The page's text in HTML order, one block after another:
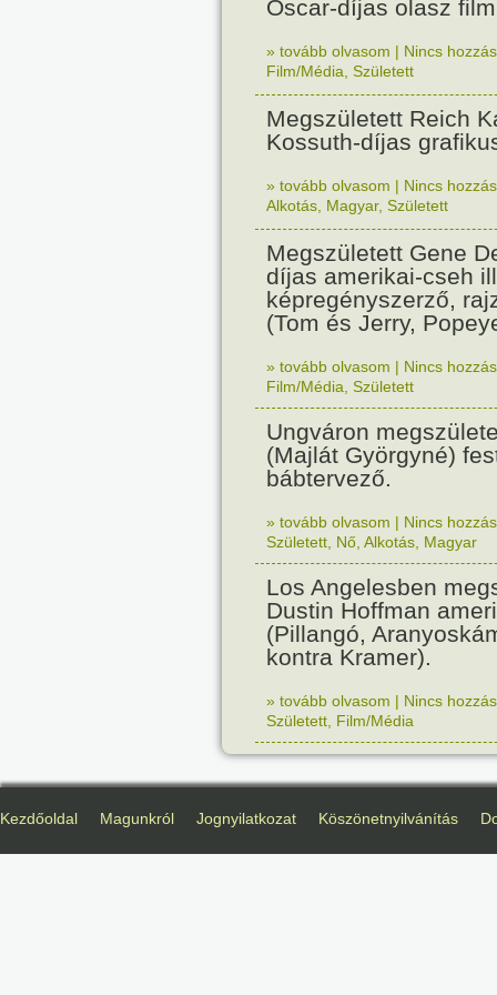
Oscar-díjas olasz
» tovább olvasom | Nincs
Film/Média Született
Megszületett Reich
Kossuth-díjas
» tovább olvasom | Nincs
Alkotás Magyar, Született
Megszületett Gene
díjas amerikai-cseh
képregényszerző,
(Tom és Jerry,
» tovább olvasom | Nincs
Film/Média Született
Ungváron
(Majlát Györgyné)
bábtervező.
» tovább olvasom | Nincs
Született Nő Alkotás Magyar
Los Angelesben
Dustin Hoffman
(Pillangó,
kontra Kramer).
» tovább olvasom | Nincs
Született Film/Média
Kezdőoldal Magunkról Jognyilatkozat Köszönetnyilvánítás